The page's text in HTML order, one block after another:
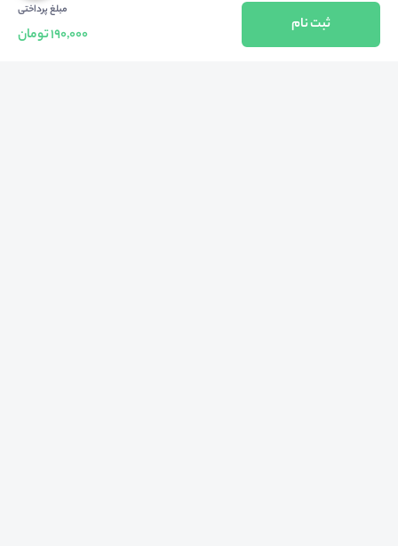
مبلغ پرداختی
190,000 تومان
ثبت نام
فعالیت محیط از سال 1401 آغاز شد، زمانی که تصمیم گرفتیم برای افزایش آگاهی
عمومی و برابری فرصت های آموزشی پا به عرصه ی خدمات آموزشی بگذاریم و با ایجاد